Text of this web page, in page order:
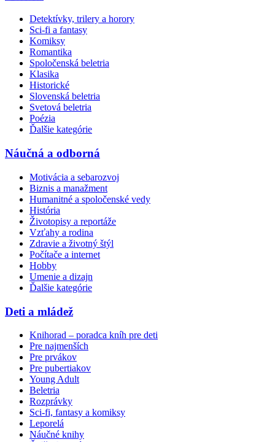
Detektívky, trilery a horory
Sci-fi a fantasy
Komiksy
Romantika
Spoločenská beletria
Klasika
Historické
Slovenská beletria
Svetová beletria
Poézia
Ďalšie kategórie
Náučná a odborná
Motivácia a sebarozvoj
Biznis a manažment
Humanitné a spoločenské vedy
História
Životopisy a reportáže
Vzťahy a rodina
Zdravie a životný štýl
Počítače a internet
Hobby
Umenie a dizajn
Ďalšie kategórie
Deti a mládež
Knihorad – poradca kníh pre deti
Pre najmenších
Pre prvákov
Pre pubertiakov
Young Adult
Beletria
Rozprávky
Sci-fi, fantasy a komiksy
Leporelá
Náučné knihy